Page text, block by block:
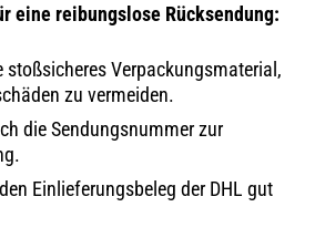
eine reibungslose Rücksendung:
stoßsicheres Verpackungsmaterial,
zu vermeiden.
die Sendungsnummer zur
Einlieferungsbeleg der DHL gut